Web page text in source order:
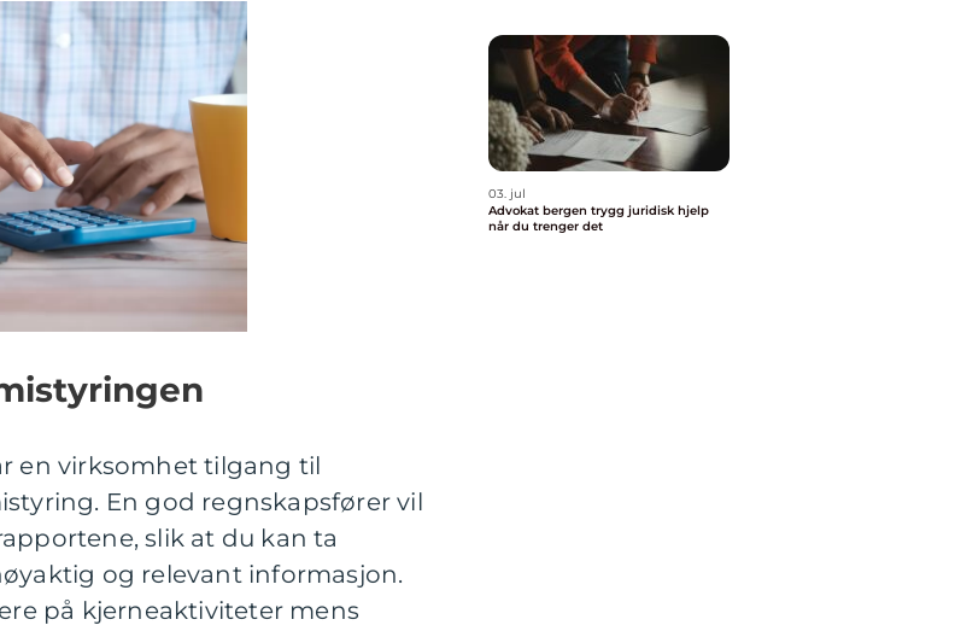
en virksomhet tilgang til
En god regnskapsfører vil
slik at du kan ta
og relevant informasjon.
på kjerneaktiviteter mens
03. jul
Advokat bergen trygg juridisk hjelp
når du trenger det